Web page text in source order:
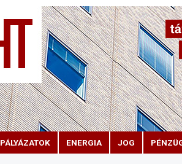
PÁLYÁZATOK ENERGIA JOG